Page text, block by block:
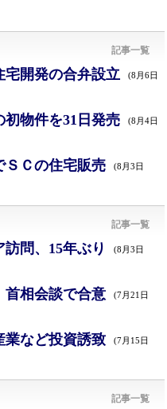
記事一覧
宅開発の合弁設立 (8月6日
物件を31日発売 (8月4日
ＳＣの住宅販売 (8月3日
記事一覧
問、15年ぶり (8月3日
首相会談で合意 (7月21日
業など投資誘致 (7月15日
記事一覧